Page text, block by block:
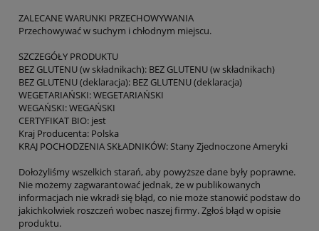
ZALECANE WARUNKI PRZECHOWYWANIA
Przechowywać w suchym i chłodnym miejscu.
SZCZEGÓŁY PRODUKTU
BEZ GLUTENU (w składnikach): BEZ GLUTENU (w składnikach)
BEZ GLUTENU (deklaracja): BEZ GLUTENU (deklaracja)
WEGETARIAŃSKI: WEGETARIAŃSKI
WEGAŃSKI: WEGAŃSKI
CERTYFIKAT BIO: jest
Kraj Producenta: Polska
KRAJ POCHODZENIA SKŁADNIKÓW: Stany Zjednoczone Ameryki
Dołożyliśmy wszelkich starań, aby powyższe dane były poprawne.
Nie możemy zagwarantować jednak, że w publikowanych
informacjach nie wkradł się błąd, co nie może stanowić podstaw do
jakichkolwiek roszczeń wobec naszej firmy. Zgłoś błąd w opisie
produktu.